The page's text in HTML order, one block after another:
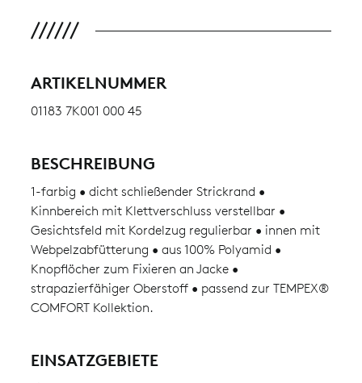
ARTIKELNUMMER
01183 7K001 000 45
BESCHREIBUNG
1-farbig • dicht schließender Strickrand •
Kinnbereich mit Klettverschluss verstellbar •
Gesichtsfeld mit Kordelzug regulierbar • innen mit
Webpelzabfütterung • aus 100% Polyamid •
Knopflöcher zum Fixieren an Jacke •
strapazierfähiger Oberstoff • passend zur TEMPEX®
COMFORT Kollektion.
EINSATZGEBIETE